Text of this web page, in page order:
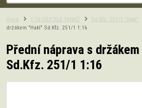
Úvod 1:16 DÍLY DLE TANKŮ Sd.Kfz. 251/1 "Hakl"
držákem "Hakl" Sd.Kfz. 251/1 1:16
Přední náprava s
Sd.Kfz. 251/1 1:16